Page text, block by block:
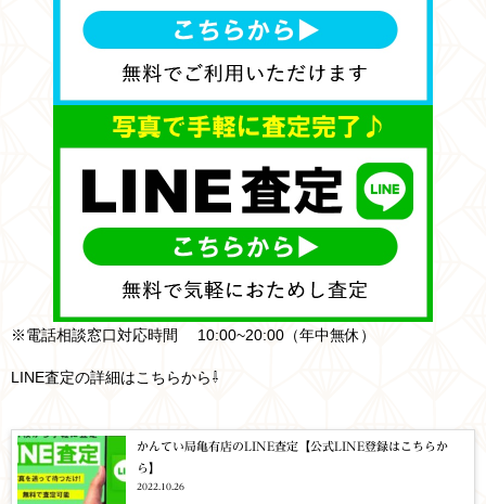
※電話相談窓口対応時間 10:00~20:00（年中無休）
LINE査定の詳細はこちらから⇩
かんてい局亀有店のLINE査定【公式LINE登録はこちらか
ら】
2022.10.26